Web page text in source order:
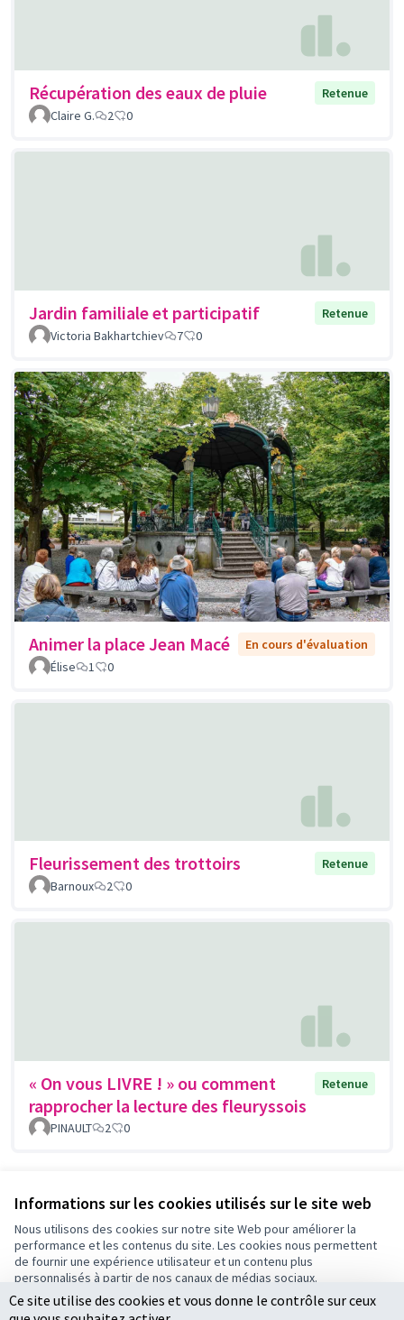
Informations sur les cookies utilisés sur le site web
Nous utilisons des cookies sur notre site Web pour améliorer la
performance et les contenus du site. Les cookies nous permettent
de fournir une expérience utilisateur et un contenu plus
personnalisés à partir de nos canaux de médias sociaux.
Tout accepter
Récupération des eaux de pluie
Retenue
Claire G.
2 0
Jardin familiale et participatif
Retenue
Victoria Bakhartchiev
7 0
Animer la place Jean Macé
En cours d'évaluation
Élise
1 0
Fleurissement des trottoirs
Retenue
Barnoux
2 0
« On vous LIVRE ! » ou comment
rapprocher la lecture des fleuryssois
Retenue
PINAULT 2 0
Conditions d'utilisation
Paramètres des cookies
Ce site utilise des cookies et vous donne le contrôle sur ceux